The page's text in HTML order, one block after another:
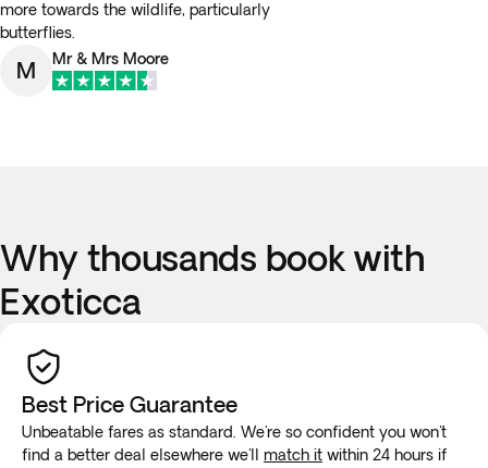
more towards the wildlife, particularly
butterflies.
M Mr & Mrs Moore
Why thousands book with
Exoticca
Best Price Guarantee
Unbeatable fares as standard. We're so confident you won't
find a better deal elsewhere we'll match it within 24 hours if